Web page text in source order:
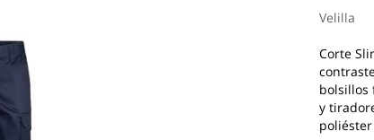
Velilla
Corte
bolsillos
y